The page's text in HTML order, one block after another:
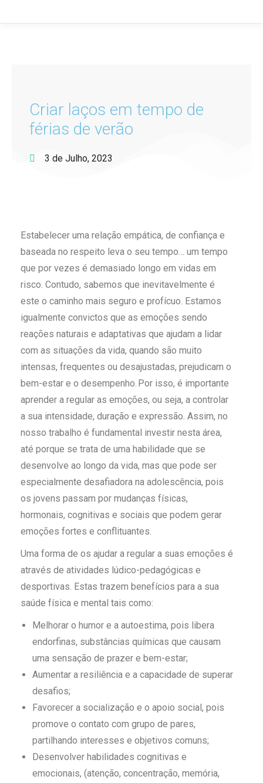
Criar laços em tempo de
férias de verão
3 de Julho, 2023
Estabelecer uma relação empática, de confiança e
baseada no respeito leva o seu tempo… um tempo
que por vezes é demasiado longo em vidas em
risco. Contudo, sabemos que inevitavelmente é
este o caminho mais seguro e profícuo. Estamos
igualmente convictos que as emoções sendo
reações naturais e adaptativas que ajudam a lidar
com as situações da vida, quando são muito
intensas, frequentes ou desajustadas, prejudicam o
bem-estar e o desempenho. Por isso, é importante
aprender a regular as emoções, ou seja, a controlar
a sua intensidade, duração e expressão. Assim, no
nosso trabalho é fundamental investir nesta área,
até porque se trata de uma habilidade que se
desenvolve ao longo da vida, mas que pode ser
especialmente desafiadora na adolescência, pois
os jovens passam por mudanças físicas,
hormonais, cognitivas e sociais que podem gerar
emoções fortes e conflituantes.
Uma forma de os ajudar a regular a suas emoções é
através de atividades lúdico-pedagógicas e
desportivas. Estas trazem benefícios para a sua
saúde física e mental tais como:
Melhorar o humor e a autoestima, pois libera
endorfinas, substâncias químicas que causam
uma sensação de prazer e bem-estar;
Aumentar a resiliência e a capacidade de superar
desafios;
Favorecer a socialização e o apoio social, pois
promove o contato com grupo de pares,
partilhando interesses e objetivos comuns;
Desenvolver habilidades cognitivas e
emocionais, (atenção, concentração, memória,